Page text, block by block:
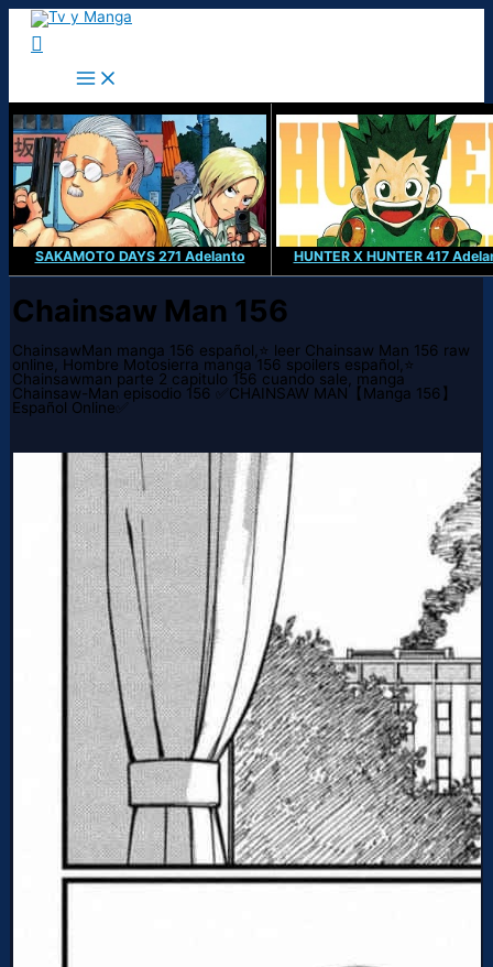
Ir
contenido
Buscar
SAKAMOTO DAYS 271 Adelanto HUNTER X HUNTER 417
Chainsaw Man 156
ChainsawMan manga 156 español,⭐ leer Chainsaw Man 156 raw
online, Hombre Motosierra manga 156 spoilers español,⭐
Chainsawman parte 2 capitulo 156 cuando sale, manga
Chainsaw-Man episodio 156 ✅CHAINSAW MAN【Manga 156】
Español Online✅